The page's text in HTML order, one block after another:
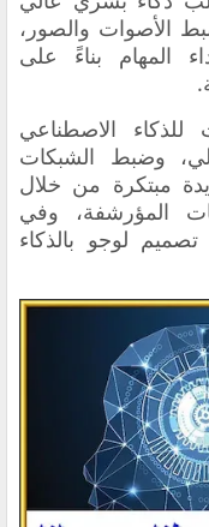
الأصوات والصور،
المهام بناءً على
الاصطناعي
وضبط الشبكات
مبتكرة من خلال
المؤرشفة، وفي
لوجو بالذكاء